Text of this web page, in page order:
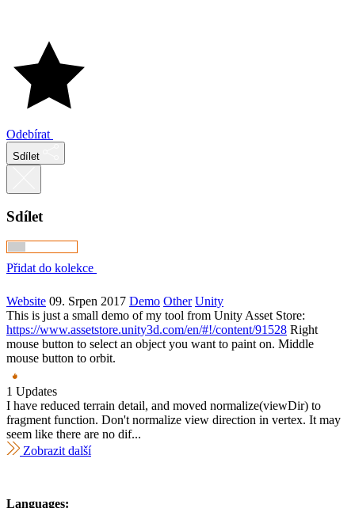
Odebírat
Sdílet
Sdílet
Přidat do kolekce
Website 09. Srpen 2017 Demo Other Unity
This is just a small demo of my tool from Unity Asset Store:
https://www.assetstore.unity3d.com/en/#!/content/91528 Right
mouse button to select an object you want to paint on. Middle
mouse button to orbit.
1 Updates
I have reduced terrain detail, and moved normalize(viewDir) to
fragment function. Don't normalize view direction in vertex. It may
seem like there are no dif...
Zobrazit další
Languages: